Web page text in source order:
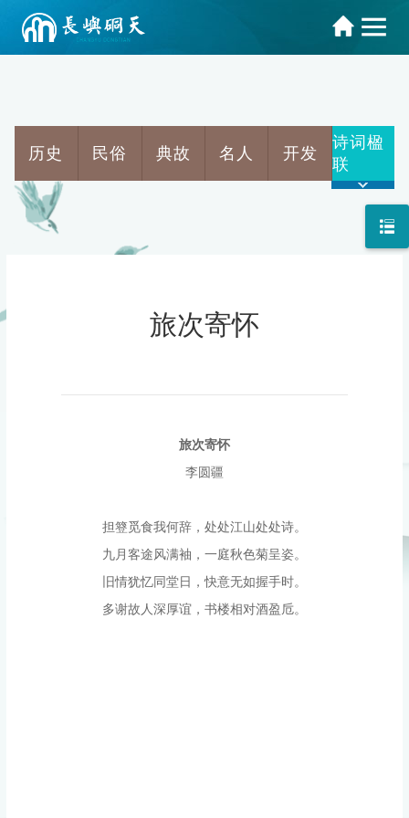
历史 民俗 典故 名人 开发
诗词楹
联
旅次寄怀
旅次寄怀
李圆疆
担簦觅食我何辞，处处江山处处诗。
九月客途风满袖，一庭秋色菊呈姿。
旧情犹忆同堂日，快意无如握手时。
多谢故人深厚谊，书楼相对酒盈卮。